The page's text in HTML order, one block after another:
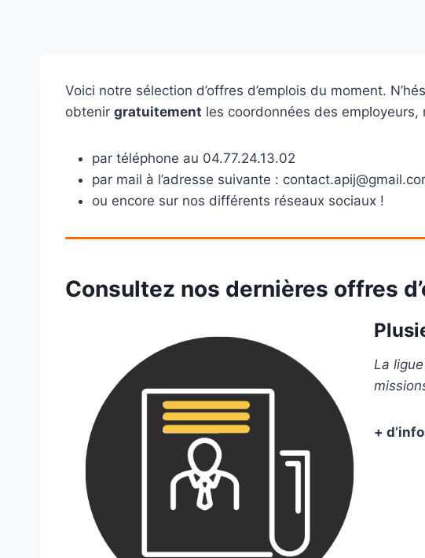
Voici notre sélection d’offres d’emplois du moment.
obtenir gratuitement les coordonnées des
par téléphone au 04.77.24.13.02
par mail à l’adresse suivante :
ou encore sur nos différents réseaux sociaux !
Consultez nos dernières offres
La
+